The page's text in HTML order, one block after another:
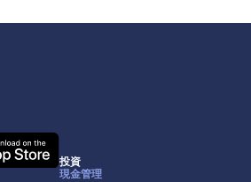
投資
現⾦管理